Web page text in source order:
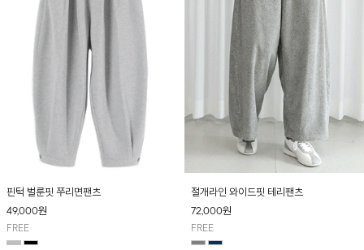
핀턱 벌룬핏 쭈리면팬츠
49,000원
FREE
절개라인 와이드핏 테리팬츠
72,000원
FREE